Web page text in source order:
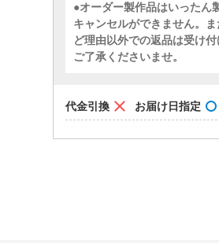
●オーダー製作品はいったん
キャンセルができません。
ど理由以外での返品は受け
ご了承くださいませ。
代金引換 お届け日指定